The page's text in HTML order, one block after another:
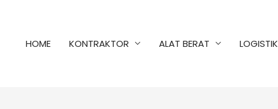
HOME KONTRAKTOR ALAT BERAT LOGISTIK